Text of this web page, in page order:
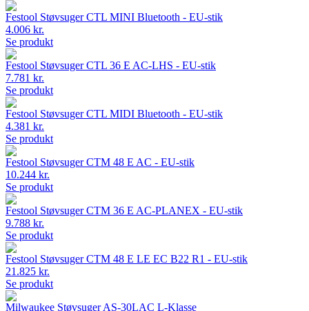
Festool Støvsuger CTL MINI Bluetooth - EU-stik
4.006 kr.
Se produkt
Festool Støvsuger CTL 36 E AC-LHS - EU-stik
7.781 kr.
Se produkt
Festool Støvsuger CTL MIDI Bluetooth - EU-stik
4.381 kr.
Se produkt
Festool Støvsuger CTM 48 E AC - EU-stik
10.244 kr.
Se produkt
Festool Støvsuger CTM 36 E AC-PLANEX - EU-stik
9.788 kr.
Se produkt
Festool Støvsuger CTM 48 E LE EC B22 R1 - EU-stik
21.825 kr.
Se produkt
Milwaukee Støvsuger AS-30LAC L-Klasse